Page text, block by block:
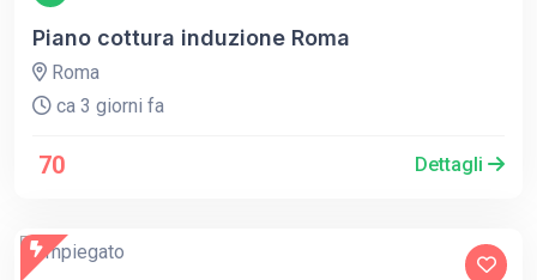
Piano cottura induzione Roma
Roma
ca 3 giorni fa
70 Dettagli